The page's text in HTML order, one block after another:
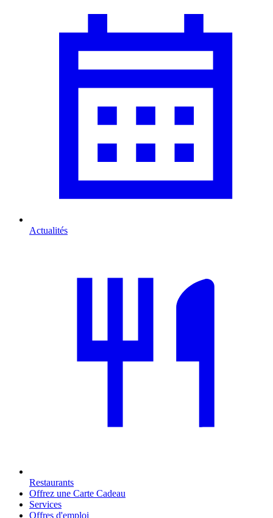
Actualités
Restaurants
Offrez une Carte Cadeau
Services
Offres d'emploi